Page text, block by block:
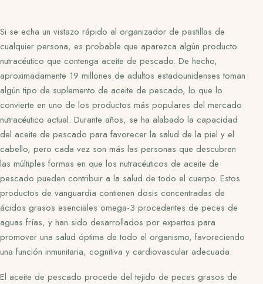
Si se echa un vistazo rápido al organizador de pastillas de
cualquier persona, es probable que aparezca algún producto
nutracéutico que contenga aceite de pescado. De hecho,
aproximadamente 19 millones de adultos estadounidenses toman
algún tipo de suplemento de aceite de pescado, lo que lo
convierte en uno de los productos más populares del mercado
nutracéutico actual. Durante años, se ha alabado la capacidad
del aceite de pescado para favorecer la salud de la piel y el
cabello, pero cada vez son más las personas que descubren
las múltiples formas en que los nutracéuticos de aceite de
pescado pueden contribuir a la salud de todo el cuerpo. Estos
productos de vanguardia contienen dosis concentradas de
ácidos grasos esenciales omega-3 procedentes de peces de
aguas frías, y han sido desarrollados por expertos para
promover una salud óptima de todo el organismo, favoreciendo
una función inmunitaria, cognitiva y cardiovascular adecuada.
El aceite de pescado procede del tejido de peces grasos de